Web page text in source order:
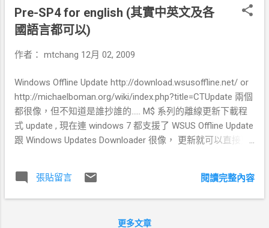
以後真正的路由器。 該項目是一個開放原始
碼的免費程序，可用於多種作業系統，包括
Windows，Linux和MacOS X上面。
Dynamips Dynamips, an IOS emulator which
Cisco Systems. Cisco_7200_Simulator
http://www.ipflow.utc.fr/index.php/Cisco_720
0_Simulator Cisco IOS Configurations
http://www.ipflow.utc.fr/index.php/Cisco_IOS
_Configurations 下載：
Dynagen, a text-based front-end for
Dynamips.
http://sourceforge.net/projects/dyna-gen/
Pre-SP4 for english (其實中英文及各
國語言都可以)
作者： mtchang 12月 02, 2009
Windows Offline Update http://download.wsusoffline.net/ or
http://michaelboman.org/wiki/index.php?title=CTUpdate 兩個
都很像，但不知道是誰抄誰的..... M$ 系列的離線更新下載程
式 update , 現在連 windows 7 都支援了 WSUS Offline Update
跟 Windows Updates Downloader 很像， 更新就可以直接更
中文建議可以用 threesecond 的更新批次檔,這個比較簡單,上
面那套做得太複雜了
http://www.threesecond.info/v2/modules/xhnewbb/viewtopi
張貼留言 閱讀完整內容
更多文章